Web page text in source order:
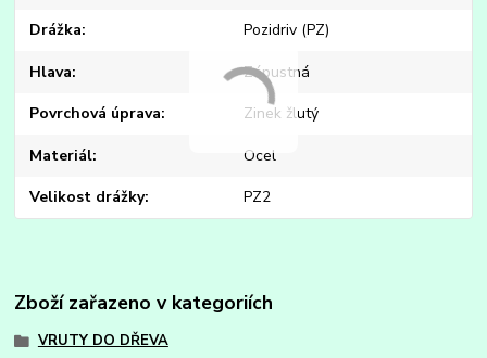
Drážka Pozidriv (PZ)
Hlava Zápustná
Povrchová úprava Zinek žlutý
Materiál Ocel
Velikost drážky PZ2
Zboží zařazeno v kategoriích
VRUTY DO DŘEVA